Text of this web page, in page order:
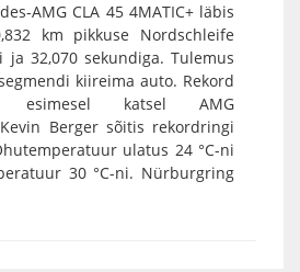
AMG CLA 45 4MATIC+ läbis
km pikkuse Nordschleife
32,070 sekundiga. Tulemus
kiireima auto. Rekord
esimesel katsel AMG
Berger sõitis rekordringi
ulatus 24 °C-ni
30 °C-ni. Nürburgring